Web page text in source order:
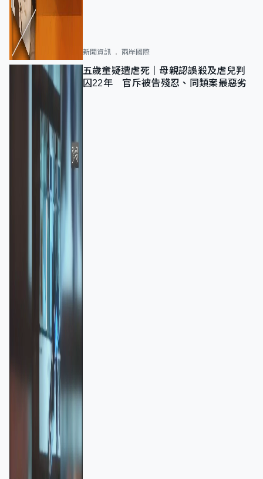
新聞資訊 兩岸國際
五歲童疑遭虐死｜母親認誤殺及虐兒判
囚22年 官斥被告殘忍、同類案最惡劣